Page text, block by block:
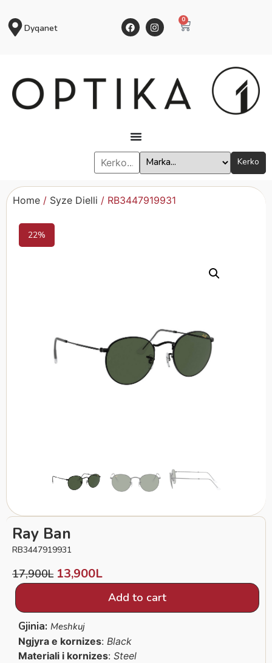
Dyqanet
0
Kerko
Home / Syze Dielli / RB3447919931
22%
Ray Ban
RB3447919931
17,900L 13,900L
Add to cart
Gjinia: Meshkuj
Ngjyra e kornizes: Black
Materiali i kornizes: Steel